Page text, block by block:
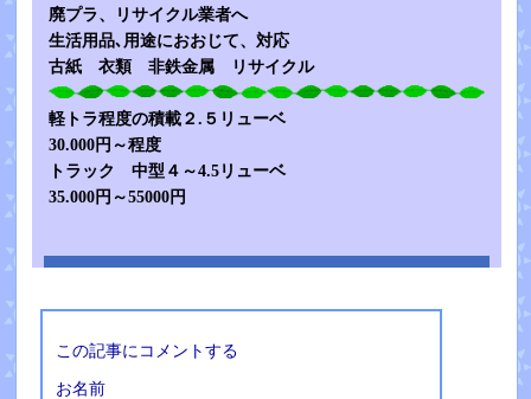
廃プラ、リサイクル業者へ
生活用品､用途におおじて、対応
古紙 衣類 非鉄金属 リサイクル
軽トラ程度の積載２.５リューベ
30.000円～程度
トラック 中型４～4.5リューベ
35.000円～55000円
この記事にコメントする
お名前